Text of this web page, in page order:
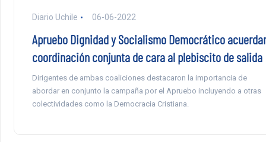
Diario Uchile 06-06-2022
Apruebo Dignidad y Socialismo Democrático
coordinación conjunta de cara al plebiscito de salida
Dirigentes de ambas coaliciones destacaron la importancia de
abordar en conjunto la campaña por el Apruebo incluyendo a otras
colectividades como la Democracia Cristiana.